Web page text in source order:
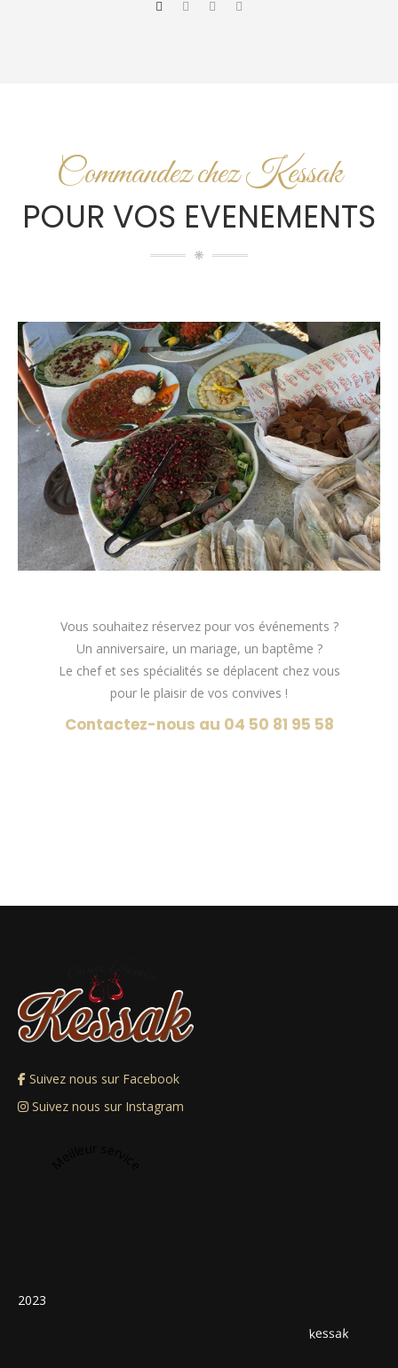
Commandez chez Kessak
POUR VOS EVENEMENTS
Vous souhaitez réservez pour vos événements ?
Un anniversaire, un mariage, un baptême ?
Le chef et ses spécialités se déplacent chez vous
pour le plaisir de vos convives !
Contactez-nous au 04 50 81 95 58
Suivez nous sur Facebook
Suivez nous sur Instagram
2023
kessak